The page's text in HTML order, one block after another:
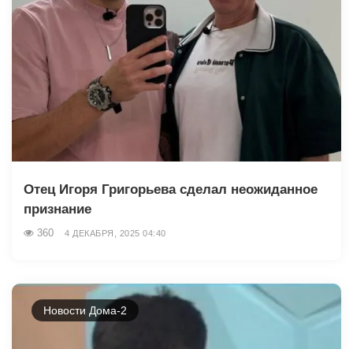
Отец Игоря Григорьева сделал неожиданное
признание
360 4 ДЕКАБРЯ, 2025 04:40
Новости Дома-2